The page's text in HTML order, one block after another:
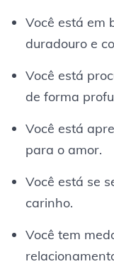
Você está em
duradouro e
Você está
de forma
Você está
para o amor.
Você está se
carinho.
Você tem